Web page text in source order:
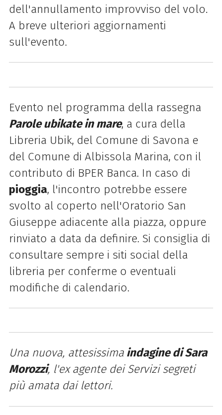
dell'annullamento improvviso del volo.
A breve ulteriori aggiornamenti
sull'evento.
Evento nel programma della rassegna
Parole ubikate in mare, a cura della
Libreria Ubik, del Comune di Savona e
del Comune di Albissola Marina, con il
contributo di BPER Banca. In caso di
pioggia, l'incontro potrebbe essere
svolto al coperto nell'Oratorio San
Giuseppe adiacente alla piazza, oppure
rinviato a data da definire. Si consiglia di
consultare sempre i siti social della
libreria per conferme o eventuali
modifiche di calendario.
Una nuova, attesissimaindagine di Sara
Morozzi, l'ex agente dei Servizi segreti
più amata dai lettori.